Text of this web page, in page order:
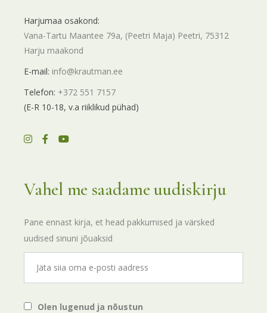
Harjumaa osakond:
Vana-Tartu Maantee 79a, (Peetri Maja) Peetri, 75312
Harju maakond
E-mail: info@krautman.ee
Telefon: +372 551 7157
(E-R 10-18, v.a riiklikud pühad)
Vahel me saadame uudiskirju
Pane ennast kirja, et head pakkumised ja värsked
uudised sinuni jõuaksid
Olen lugenud ja nõustun